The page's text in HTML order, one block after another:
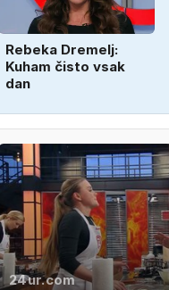
Rebeka Dremelj:
Kuham čisto vsak
dan
24ur.com